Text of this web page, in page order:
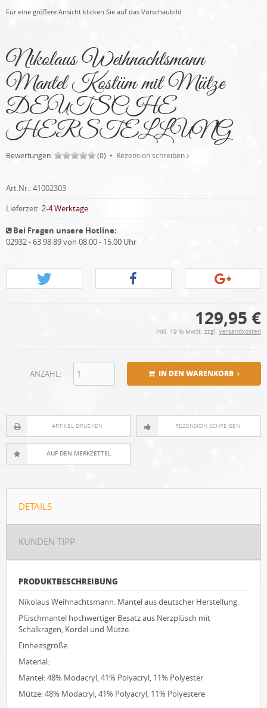
Für eine größere Ansicht klicken Sie auf das Vorschaubild
Nikolaus Weihnachtsmann
Mantel Kostüm mit Mütze
DEUTSCHE
HERSTELLUNG
Bewertungen: (0) • Rezension schreiben
Art.Nr.:41002303
Lieferzeit:2-4 Werktage
Bei Fragen unsere Hotline:
02932 - 63 98 89 von 08.00 - 15.00 Uhr
129,95 €
inkl. 19 % MwSt. zzgl. Versandkosten
IN DEN WARENKORB
ANZAHL:
ARTIKEL DRUCKEN REZENSION SCHREIBEN
DETAILS
KUNDEN-TIPP
PRODUKTBESCHREIBUNG
Nikolaus Weihnachtsmann. Mantel aus deutscher Herstellung.
Plüschmantel hochwertiger Besatz aus Nerzplüsch mit
Schalkragen, Kordel und Mütze.
Einheitsgröße.
Material:
Mantel: 48% Modacryl, 41% Polyacryl, 11% Polyester
Mütze: 48% Modacryl, 41% Polyacryl, 11% Polyestere